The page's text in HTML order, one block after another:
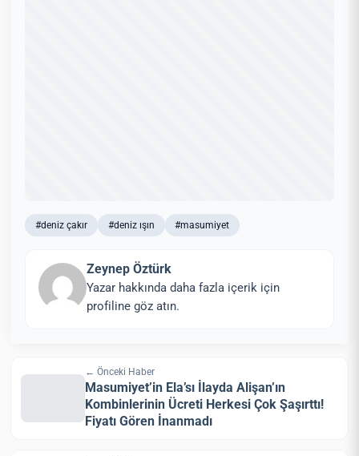
#deniz çakır #deniz ışın #masumiyet
Zeynep Öztürk
Yazar hakkında daha fazla içerik için
profiline göz atın.
← Önceki Haber
Masumiyet’in Ela’sı İlayda Alişan’ın
Kombinlerinin Ücreti Herkesi Çok Şaşırttı!
Fiyatı Gören İnanmadı